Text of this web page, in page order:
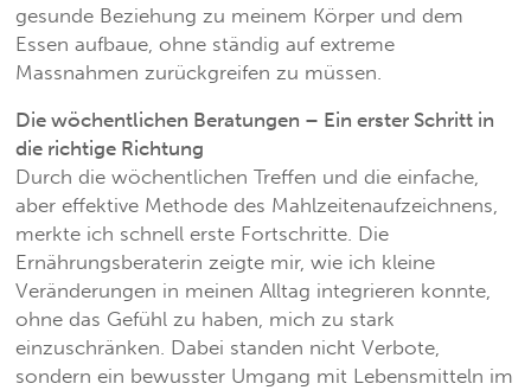
gesunde Beziehung zu meinem Körper und dem
Essen aufbaue, ohne ständig auf extreme
Massnahmen zurückgreifen zu müssen.
Die wöchentlichen Beratungen – Ein erster Schritt in
die richtige Richtung
Durch die wöchentlichen Treffen und die einfache,
aber effektive Methode des Mahlzeitenaufzeichnens,
merkte ich schnell erste Fortschritte. Die
Ernährungsberaterin zeigte mir, wie ich kleine
Veränderungen in meinen Alltag integrieren konnte,
ohne das Gefühl zu haben, mich zu stark
einzuschränken. Dabei standen nicht Verbote,
sondern ein bewusster Umgang mit Lebensmitteln im